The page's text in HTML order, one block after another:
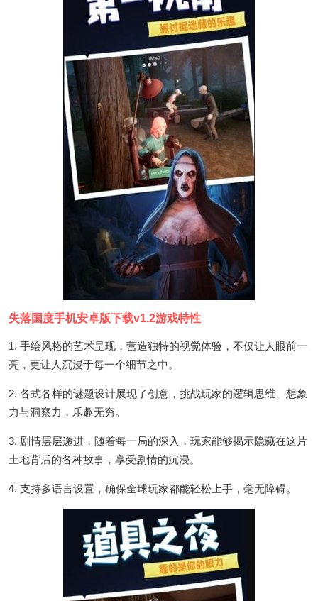
失落国度手机安卓版下载v1.2游戏特性
1. 手绘风格的艺术呈现，营造独特的视觉体验，不仅让人眼前一
亮，更让人沉浸于每一个细节之中。
2. 各式各样的谜题设计展现了创意，挑战玩家的逻辑思维、想象
力与洞察力，乐趣无穷。
3. 剧情层层递进，随着每一局的深入，玩家能够揭示隐藏在这片
土地背后的各种故事，享受剧情的沉浸。
4. 支持多语言设置，确保全球玩家都能轻松上手，毫无障碍。